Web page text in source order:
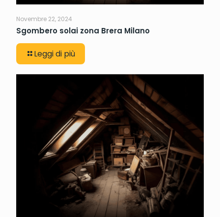
Novembre 22, 2024
Sgombero solai zona Brera Milano
Leggi di più